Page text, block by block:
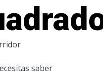
saber